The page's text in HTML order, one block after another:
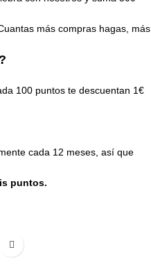
más compras hagas, más
100 puntos te descuentan 1€
cada 12 meses, así que
puntos.